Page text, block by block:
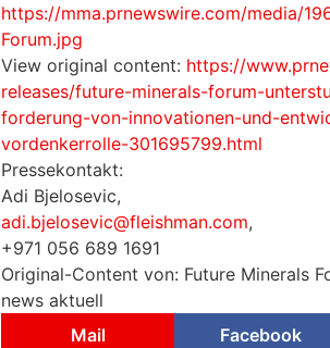
https://mma.prnewswire.com/media/
Forum.jpg
View original content: https://
releases/future-minerals-forum-
forderung-von-innovationen-und-
vordenkerrolle-301695799.html
Pressekontakt:
Adi Bjelosevic,
adi.bjelosevic@fleishman.com,
+971 056 689 1691
Original-Content von: Future Minerals
news aktuell
Mail
Facebook